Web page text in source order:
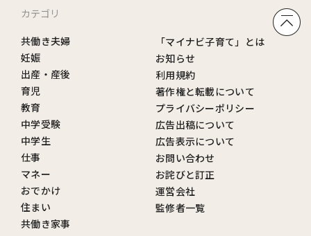
カテゴリ
共働き夫婦
妊娠
出産・産後
育児
教育
中学受験
中学生
仕事
マネー
おでかけ
住まい
共働き家事
「マイナビ子育て」とは
お知らせ
利用規約
著作権と転載について
プライバシーポリシー
広告出稿について
広告表示について
お問い合わせ
お詫びと訂正
運営会社
監修者一覧